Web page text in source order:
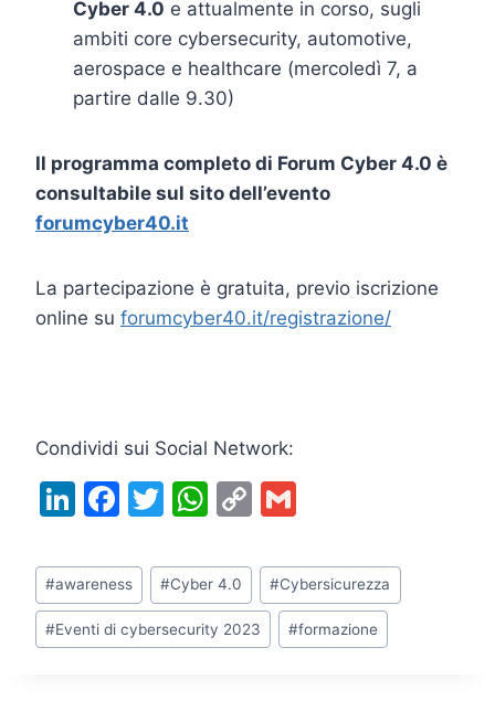
Cyber 4.0 e attualmente in corso, sugli
ambiti core cybersecurity, automotive,
aerospace e healthcare (mercoledì 7, a
partire dalle 9.30)
Il programma completo di Forum Cyber 4.0 è
consultabile sul sito dell’evento
forumcyber40.it
La partecipazione è gratuita, previo iscrizione
online su forumcyber40.it/registrazione/
Condividi sui Social Network:
Li
k
e
dI
F
c
e
b
T
itt
er
W
at
s
A
C
p
y
Li
ai
l
Tag
articolo:
#awareness #Cyber 4.0 #Cybersicurezza
#Eventi di cybersecurity 2023 #formazione